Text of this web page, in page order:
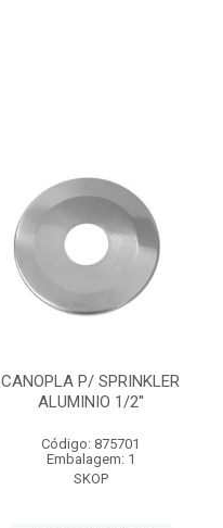
CANOPLA P/ SPRINKLER
ALUMINIO 1/2''
Código: 875701
Embalagem: 1
SKOP